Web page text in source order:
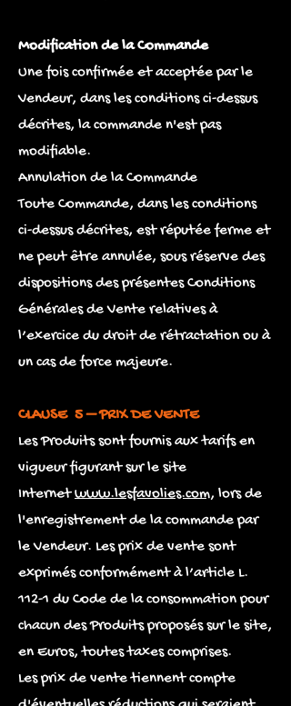
Modification de la Commande
Une fois confirmée et acceptée par le
Vendeur, dans les conditions ci-dessus
décrites, la commande n'est pas
modifiable.
Annulation de la Commande
Toute Commande, dans les conditions
ci-dessus décrites, est réputée ferme et
ne peut être annulée, sous réserve des
dispositions des présentes Conditions
Générales de Vente relatives à
l’exercice du droit de rétractation ou à
un cas de force majeure.
CLAUSE 5 – PRIX DE VENTE
Les Produits sont fournis aux tarifs en
vigueur figurant sur le site
Internetwww.lesfavolies.com, lors de
l'enregistrement de la commande par
le Vendeur. Les prix de vente sont
exprimés conformément à l’article L.
112-1 du Code de la consommation pour
chacun des Produits proposés sur le site,
en Euros, toutes taxes comprises.
Les prix de vente tiennent compte